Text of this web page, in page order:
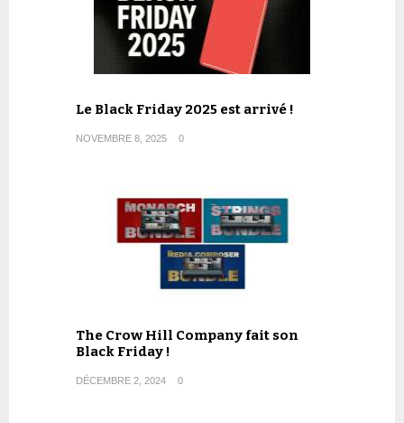
Le Black Friday 2025 est arrivé !
NOVEMBRE 8, 2025 0
The Crow Hill Company fait son
Black Friday !
DÉCEMBRE 2, 2024 0